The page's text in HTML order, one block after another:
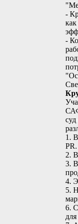
-
-
1.
PR.
2.
3.
4.
5.
6.